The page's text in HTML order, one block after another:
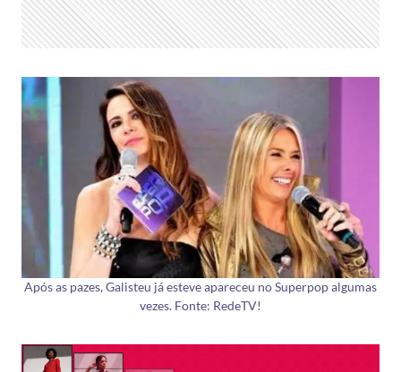
Após as pazes, Galisteu já esteve apareceu no Superpop algumas
vezes. Fonte: RedeTV!